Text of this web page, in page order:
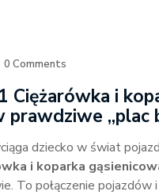
0 Comments
Ciężarówka i
„plac
dziecko w świat
i koparka
To połączenie pojazdów